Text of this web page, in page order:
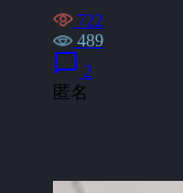
722
489
chat_bubble 2
匿名